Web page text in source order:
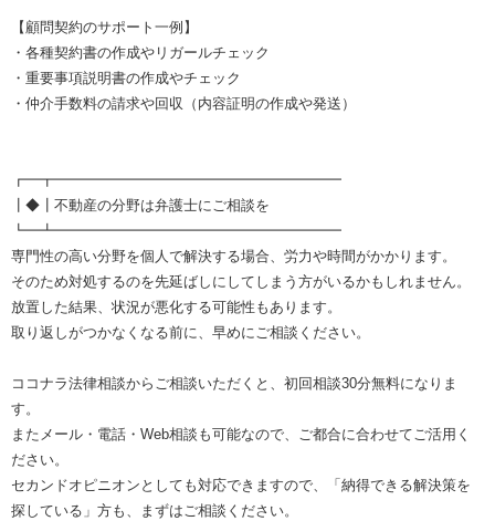
【顧問契約のサポート一例】
・各種契約書の作成やリガールチェック
・重要事項説明書の作成やチェック
・仲介手数料の請求や回収（内容証明の作成や発送）
┏━┳━━━━━━━━━━━━━━━━━━━━
┃◆┃不動産の分野は弁護士にご相談を
┗━┻━━━━━━━━━━━━━━━━━━━━
専門性の高い分野を個人で解決する場合、労力や時間がかかります。
そのため対処するのを先延ばしにしてしまう方がいるかもしれません。
放置した結果、状況が悪化する可能性もあります。
取り返しがつかなくなる前に、早めにご相談ください。
ココナラ法律相談からご相談いただくと、初回相談30分無料になりま
す。
またメール・電話・Web相談も可能なので、ご都合に合わせてご活用く
ださい。
セカンドオピニオンとしても対応できますので、「納得できる解決策を
探している」方も、まずはご相談ください。